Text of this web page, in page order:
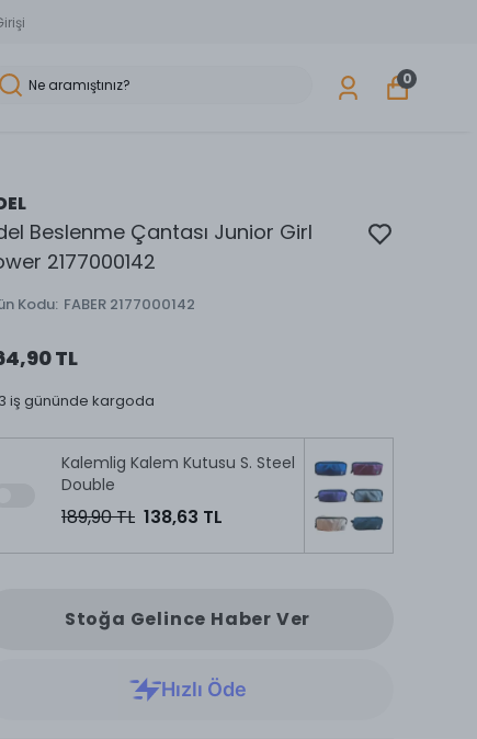
0
Beslenme Çantası Junior Girl
2177000142
Kodu: FABER 2177000142
TL
iş gününde kargoda
Kalemlig Kalem Kutusu S. Steel
Double
189,90 TL 138,63 TL
Stoğa Gelince Haber Ver